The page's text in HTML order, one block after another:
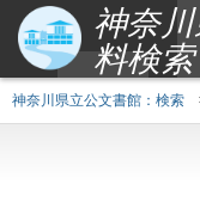
神奈
料検索
神奈川県立公文書館：検索